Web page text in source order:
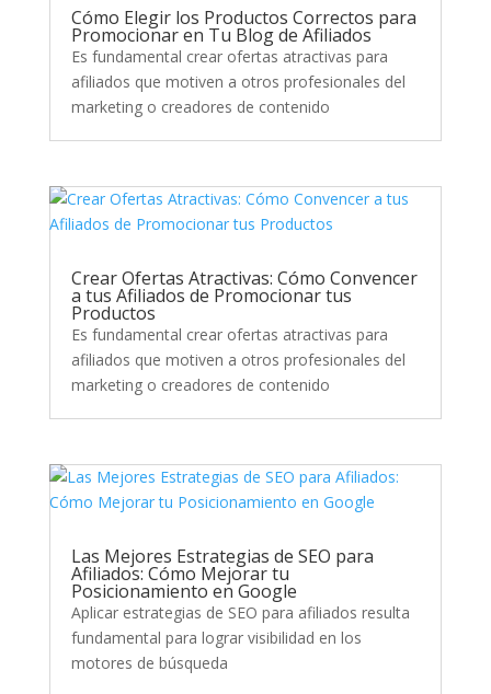
Cómo Elegir los Productos Correctos para
Promocionar en Tu Blog de Afiliados
Es fundamental crear ofertas atractivas para
afiliados que motiven a otros profesionales del
marketing o creadores de contenido
Crear Ofertas Atractivas: Cómo Convencer
a tus Afiliados de Promocionar tus
Productos
Es fundamental crear ofertas atractivas para
afiliados que motiven a otros profesionales del
marketing o creadores de contenido
Las Mejores Estrategias de SEO para
Afiliados: Cómo Mejorar tu
Posicionamiento en Google
Aplicar estrategias de SEO para afiliados resulta
fundamental para lograr visibilidad en los
motores de búsqueda